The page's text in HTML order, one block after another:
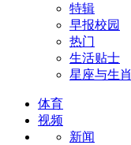
特辑
早报校园
热门
生活贴士
星座与生肖
体育
视频
新闻